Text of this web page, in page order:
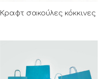
Κραφτ σακούλες κόκκινες